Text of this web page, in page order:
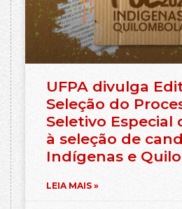
UFPA divulga
Seleção do
Seletivo Especial
à seleção de
Indígenas e
LEIA MAIS »